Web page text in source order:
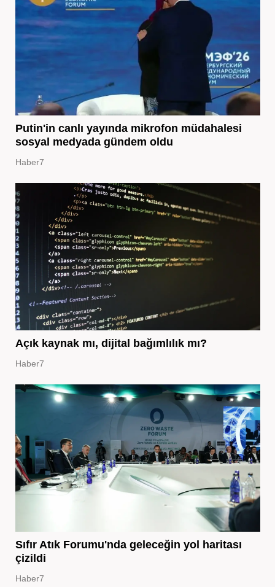
Putin'in canlı yayında mikrofon müdahalesi
sosyal medyada gündem oldu
Haber7
Açık kaynak mı, dijital bağımlılık mı?
Haber7
Sıfır Atık Forumu'nda geleceğin yol haritası
çizildi
Haber7